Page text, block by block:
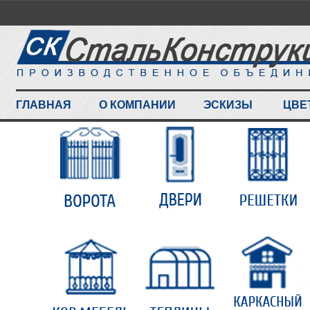
ГЛАВНАЯ О КОМПАНИИ ЭСКИЗЫ